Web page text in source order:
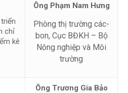
chỉ
kê
Ông Phạm Nam Hưng
Phòng thị trường các-
bon, Cục BĐKH – Bộ
Nông nghiệp và Môi
trường
Ông Trương Gia Bảo